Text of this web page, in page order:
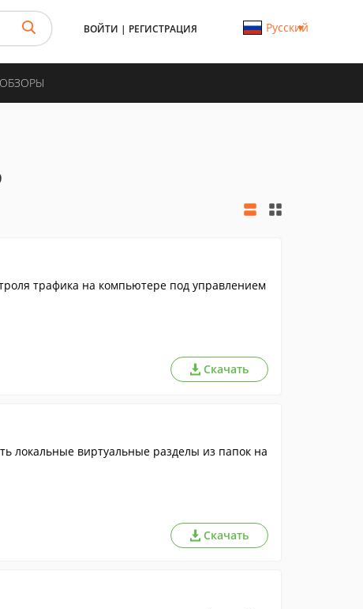
ВОЙТИ | РЕГИСТРАЦИЯ Русский
трафика на компьютере под управлением
Скачать
локальные виртуальные разделы из папок на
Скачать